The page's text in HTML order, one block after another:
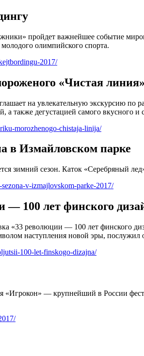
пройдет важнейшее событие
олимпийского спорта.
2017/
«Чистая линия»
на увлекательную экскурсию по
также дегустацией самого вкусного
morozhenogo-chistaja-linija/
в Измайловском парке
зимний сезон. Каток «Серебряный
v-izmajlovskom-parke-2017/
— 100 лет финского
«33 революции — 100 лет финского
наступления новой эры,
100-let-finskogo-dizajna/
«Игрокон» — крупнейший в России